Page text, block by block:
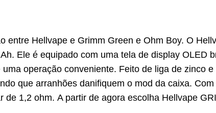
entre Hellvape e Grimm Green e Ohm Boy. O
Ele é equipado com uma tela de display OLED
operação conveniente. Feito de liga de zinco
que arranhões danifiquem o mod da caixa.
1,2 ohm. A partir de agora escolha Hellvape